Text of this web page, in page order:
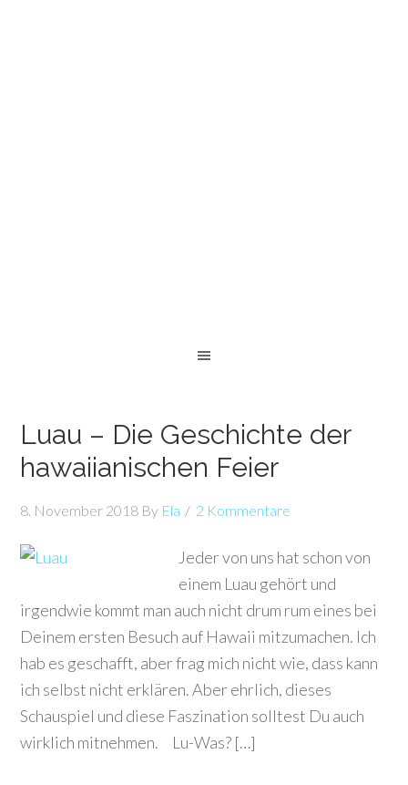
Luau – Die Geschichte der
hawaiianischen Feier
8. November 2018 By Ela 2 Kommentare
Jeder von uns hat schon von
einem Luau gehört und
irgendwie kommt man auch nicht drum rum eines bei
Deinem ersten Besuch auf Hawaii mitzumachen. Ich
hab es geschafft, aber frag mich nicht wie, dass kann
ich selbst nicht erklären. Aber ehrlich, dieses
Schauspiel und diese Faszination solltest Du auch
wirklich mitnehmen. Lu-Was? […]